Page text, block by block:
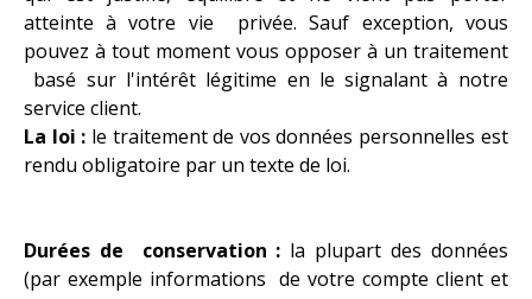
atteinte à votre vie privée. Sauf exception, vous
pouvez à tout moment vous opposer à un traitement
basé sur l'intérêt légitime en le signalant à notre
service client.
La loi : le traitement de vos données personnelles est
rendu obligatoire par un texte de loi.
Durées de conservation : la plupart des données
(par exemple informations de votre compte client et